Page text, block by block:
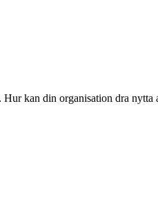
kan din organisation dra